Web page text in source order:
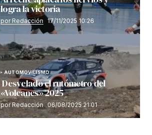
logra la victoria
por Redacción 17/11/2025 10:26
AUTOMOVILISMO
Desvelado el rutómetro del
«Volcanes» 2025
por Redacción 06/08/2025 21:01